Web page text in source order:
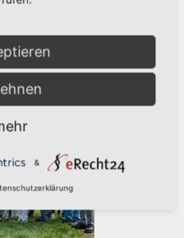
Ideen und unzählige
kreative Köpfe
&